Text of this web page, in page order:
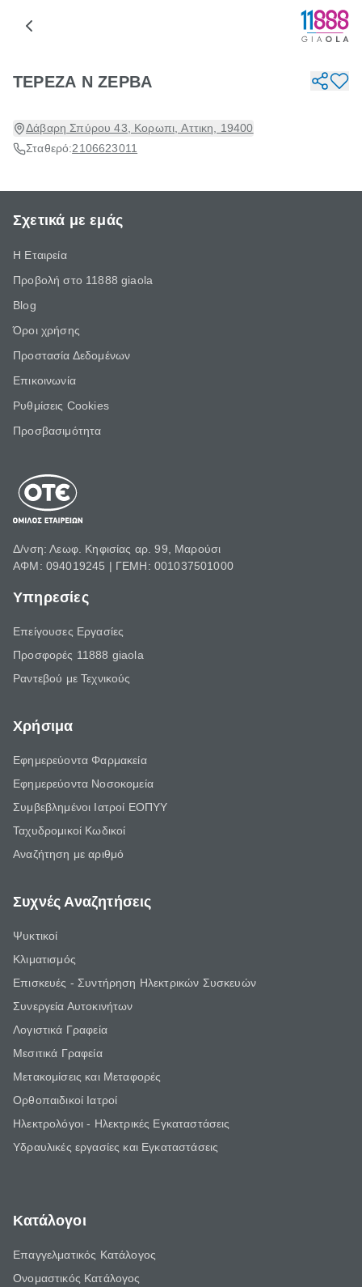
ΤΕΡΕΖΑ Ν ΖΕΡΒΑ
Δάβαρη Σπύρου 43, Κορωπι, Αττικη, 19400
Σταθερό:2106623011
Σχετικά με εμάς
Η Εταιρεία
Προβολή στο 11888 giaola
Blog
Όροι χρήσης
Προστασία Δεδομένων
Επικοινωνία
Ρυθμίσεις Cookies
Προσβασιμότητα
Δ/νση: Λεωφ. Κηφισίας αρ. 99, Μαρούσι
ΑΦΜ: 094019245 | ΓΕΜΗ: 001037501000
Υπηρεσίες
Επείγουσες Εργασίες
Προσφορές 11888 giaola
Ραντεβού με Τεχνικούς
Χρήσιμα
Εφημερεύοντα Φαρμακεία
Εφημερεύοντα Νοσοκομεία
Συμβεβλημένοι Ιατροί ΕΟΠΥΥ
Ταχυδρομικοί Κωδικοί
Αναζήτηση με αριθμό
Συχνές Αναζητήσεις
Ψυκτικοί
Κλιματισμός
Επισκευές - Συντήρηση Ηλεκτρικών Συσκευών
Συνεργεία Αυτοκινήτων
Λογιστικά Γραφεία
Μεσιτικά Γραφεία
Μετακομίσεις και Μεταφορές
Ορθοπαιδικοί Ιατροί
Ηλεκτρολόγοι - Ηλεκτρικές Εγκαταστάσεις
Υδραυλικές εργασίες και Εγκαταστάσεις
Κατάλογοι
Επαγγελματικός Κατάλογος
Ονομαστικός Κατάλογος